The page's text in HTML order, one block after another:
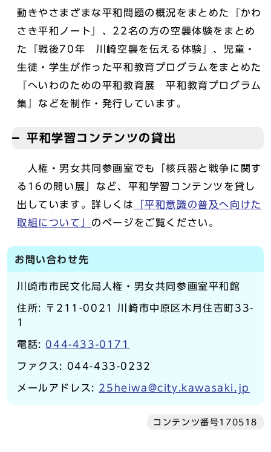
動きやさまざまな平和問題の概況をまとめた『かわ
さき平和ノート』、22名の方の空襲体験をまとめ
た『戦後70年 川崎空襲を伝える体験』、児童・
生徒・学生が作った平和教育プログラムをまとめた
『へいわのための平和教育展 平和教育プログラム
集』などを制作・発行しています。
平和学習コンテンツの貸出
人権・男女共同参画室でも「核兵器と戦争に関す
る16の問い展」など、平和学習コンテンツを貸し
出しています。詳しくは
「平和意識の普及へ向けた
取組について」 のページをご覧ください。
お問い合わせ先
川崎市市民文化局人権・男女共同参画室平和館
住所: 〒211-0021 川崎市中原区木月住吉町33-
1
電話: 044-433-0171
ファクス: 044-433-0232
メールアドレス: 25heiwa@city.kawasaki.jp
コンテンツ番号170518